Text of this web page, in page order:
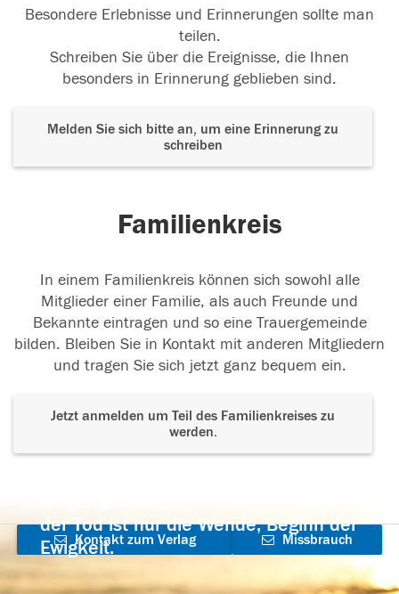
14.02.2018
Besondere Erlebnisse und Erinnerungen sollte man
teilen.
Schreiben Sie über die Ereignisse, die Ihnen
besonders in Erinnerung geblieben sind.
Melden Sie sich bitte an, um eine Erinnerung zu
schreiben
Familienkreis
In einem Familienkreis können sich sowohl alle
Mitglieder einer Familie, als auch Freunde und
Bekannte eintragen und so eine Trauergemeinde
bilden. Bleiben Sie in Kontakt mit anderen Mitgliedern
und tragen Sie sich jetzt ganz bequem ein.
Jetzt anmelden um Teil des Familienkreises zu
werden.
der Tod ist nur die Wende, Beginn der
Ewigkeit.
Kontakt zum Verlag
aufnehmen
Missbrauch